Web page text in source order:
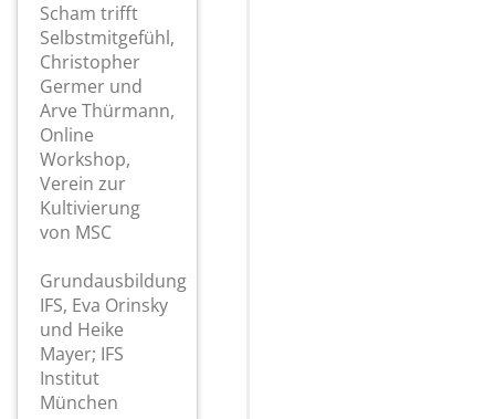
Scham trifft
Selbstmitgefühl,
Christopher
Germer und
Arve Thürmann,
Online
Workshop,
Verein zur
Kultivierung
von MSC
Grundausbildung
IFS, Eva Orinsky
und Heike
Mayer; IFS
Institut
München